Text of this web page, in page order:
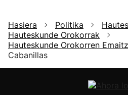
Hasiera Politika
Hauteskunde Orokorrak
Hauteskunde Orokorren
Cabanillas